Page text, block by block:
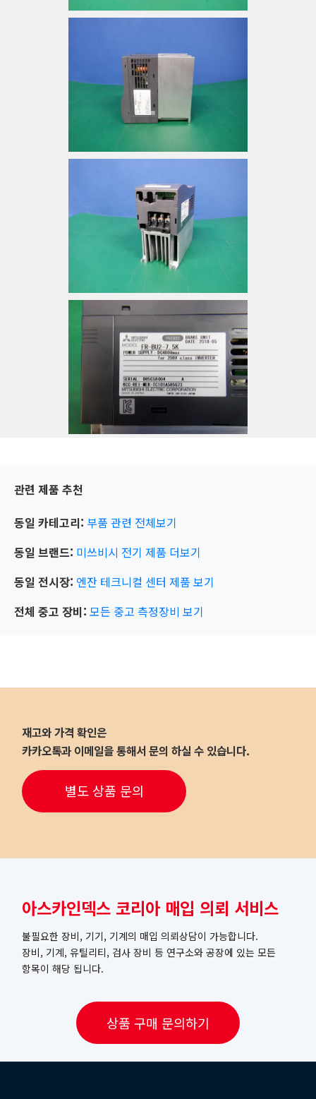
관련 제품 추천
동일 카테고리: 부품 관련 전체보기
동일 브랜드: 미쓰비시 전기 제품 더보기
동일 전시장: 엔잔 테크니컬 센터 제품 보기
전체 중고 장비: 모든 중고 측정장비 보기
재고와 가격 확인은
카카오톡과 이메일을 통해서 문의 하실 수 있습니다.
별도 상품 문의
아스카인덱스 코리아 매입 의뢰 서비스
불필요한 장비, 기기, 기계의 매입 의뢰상담이 가능합니다.
장비, 기계, 유틸리티, 검사 장비 등 연구소와 공장에 있는 모든
항목이 해당 됩니다.
상품 구매 문의하기